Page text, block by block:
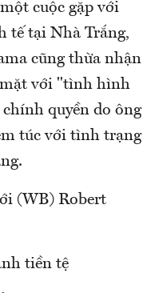
cuộc gặp với
tế tại Nhà Trắng,
cũng thừa nhận
với "tình hình
quyền do ông
túc với tình trạng
(WB) Robert
tiền tệ